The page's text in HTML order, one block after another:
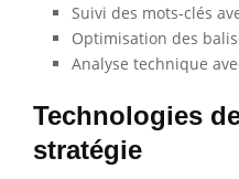
Suivi des mots-clés
Optimisation des
Analyse technique
Technologies
stratégie